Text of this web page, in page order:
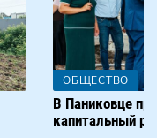
ОБЩЕСТВО
В Паниковце
капитальный